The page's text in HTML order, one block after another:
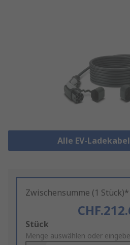
Alle EV-
Zwischensumme (1 Stück)*
Add
to
Stück
Menge auswählen oder